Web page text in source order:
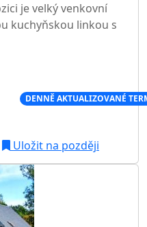
je velký venkovní
kuchyňskou linkou s
DENNĚ AKTUALIZOVANÉ
Uložit na později